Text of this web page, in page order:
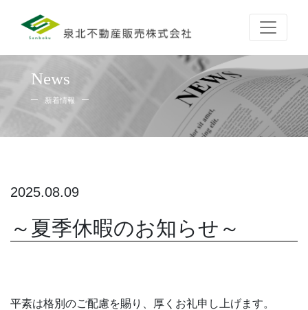
News
新着情報
2025.08.09
～夏季休暇のお知らせ～
平素は格別のご配慮を賜り、厚くお礼申し上げます。